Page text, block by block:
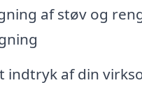
af støv og
indtryk af din